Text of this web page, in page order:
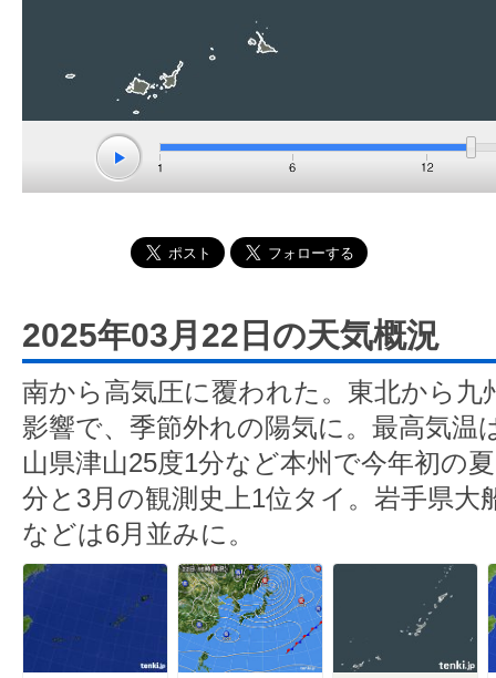
2025年03月22日の天気概況
南から高気圧に覆われた。東北から九
影響で、季節外れの陽気に。最高気温
山県津山25度1分など本州で今年初の
分と3月の観測史上1位タイ。岩手県大
などは6月並みに。